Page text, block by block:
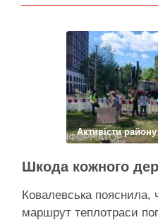
Активісти району
Ковалевська
маршрут теплотраси